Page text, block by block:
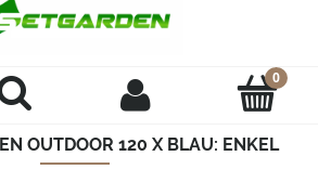
OUTDOOR 120 X BLAU: ENKEL